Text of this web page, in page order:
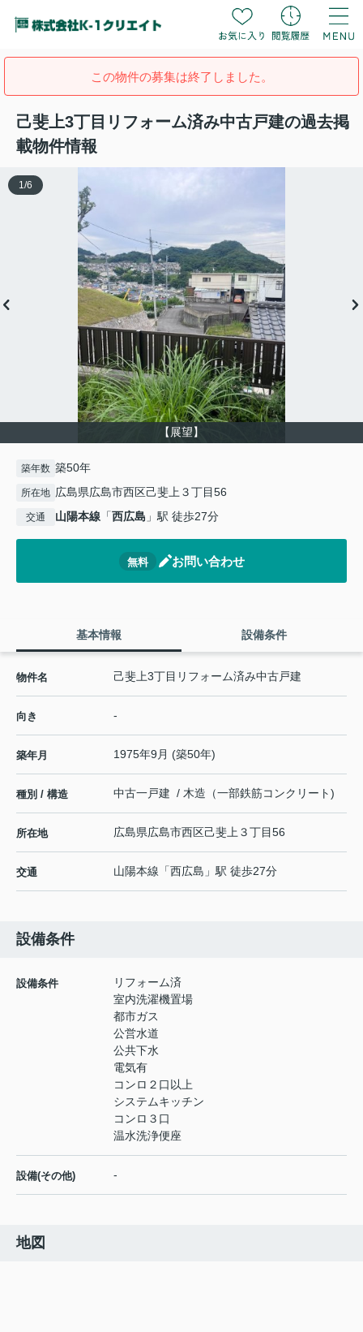
この物件の募集は終了しました。
己斐上3丁目リフォーム済み中古戸建の過去掲
載物件情報
【展望】
1 /6
築年数 築50年
所在地 広島県広島市西区己斐上３丁目56
交通 山陽本線 「西広島 」駅 徒歩27分
無料 お問い合わせ
基本情報 設備条件
物件名 己斐上3丁目リフォーム済み中古戸建
向き -
築年月 1975年9月 (築50年)
種別 / 構造 中古一戸建 / 木造（一部鉄筋コンクリート)
所在地 広島県広島市西区己斐上 ３丁目56
交通 山陽本線 「西広島 」駅 徒歩27分
設備条件
設備条件
リフォーム済
室内洗濯機置場
都市ガス
公営水道
公共下水
電気有
コンロ２口以上
システムキッチン
コンロ３口
温水洗浄便座
設備(その他) -
地図